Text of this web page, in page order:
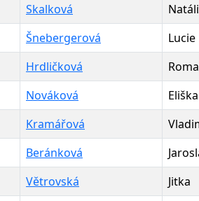
Skalková
Šnebergerová Lucie
Hrdličková
Nováková Eliška
Kramářová
Beránková
Větrovská Jitka